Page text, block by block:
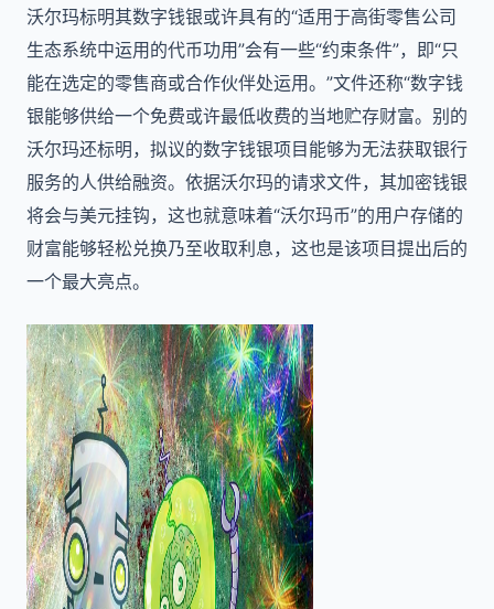
沃尔玛标明其数字钱银或许具有的“适用于高街零售公司
生态系统中运用的代币功用”会有一些“约束条件”，即“只
能在选定的零售商或合作伙伴处运用。”文件还称“数字钱
银能够供给一个免费或许最低收费的当地贮存财富。别的
沃尔玛还标明，拟议的数字钱银项目能够为无法获取银行
服务的人供给融资。依据沃尔玛的请求文件，其加密钱银
将会与美元挂钩，这也就意味着“沃尔玛币”的用户存储的
财富能够轻松兑换乃至收取利息，这也是该项目提出后的
一个最大亮点。